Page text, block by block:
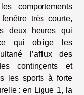
comportements
très courte,
deux heures qui
qui oblige les
l’afflux des
contingents et
les sports à forte
: en Ligue 1, la